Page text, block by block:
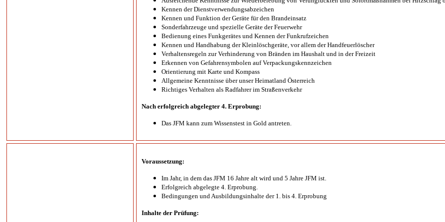
Kennen der Dienstverwendungsabzeichen
Kennen und Funktion der Geräte für den Brandeinsatz
Sonderfahrzeuge und spezielle Geräte der Feuerwehr
Bedienung eines Funkgerätes und Kennen der Funkrufzeichen
Kennen und Handhabung der Kleinlöschgeräte, vor allem der Handfeuerlöscher
Verhaltensregeln zur Verhinderung von Bränden im Haushalt und in der Freizeit
Erkennen von Gefahrensymbolen auf Verpackungskennzeichen
Orientierung mit Karte und Kompass
Allgemeine Kenntnisse über unser Heimatland Österreich
Richtiges Verhalten als Radfahrer im Straßenverkehr
Nach erfolgreich abgelegter 4. Erprobung:
Das JFM kann zum Wissenstest in Gold antreten.
Voraussetzung:
Im Jahr, in dem das JFM 16 Jahre alt wird und 5 Jahre JFM ist.
Erfolgreich abgelegte 4. Erprobung.
Bedingungen und Ausbildungsinhalte der 1. bis 4. Erprobung
Inhalte der Prüfung: